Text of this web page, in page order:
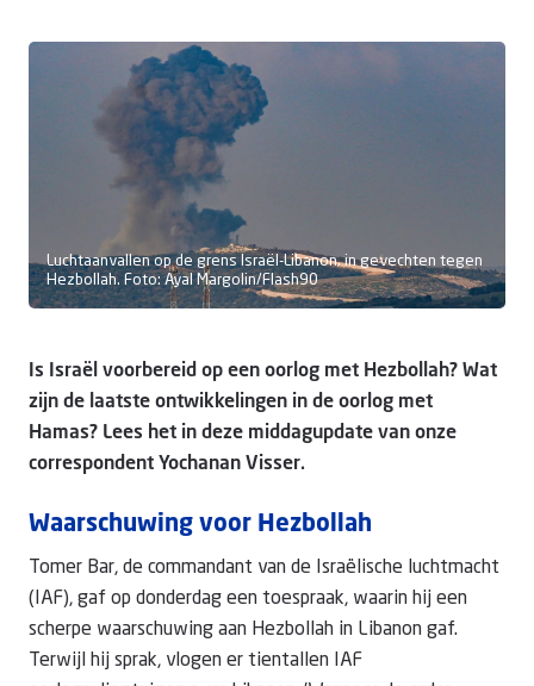
Doneer
Luchtaanvallen op de grens Israël-Libanon, in gevechten tegen
Hezbollah. Foto: Ayal Margolin/Flash90
Is Israël voorbereid op een oorlog met Hezbollah? Wat
zijn de laatste ontwikkelingen in de oorlog met
Hamas? Lees het in deze middagupdate van onze
correspondent Yochanan Visser.
Waarschuwing voor Hezbollah
Tomer Bar, de commandant van de Israëlische luchtmacht
(IAF), gaf op donderdag een toespraak, waarin hij een
scherpe waarschuwing aan Hezbollah in Libanon gaf.
Terwijl hij sprak, vlogen er tientallen IAF